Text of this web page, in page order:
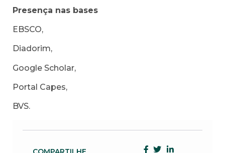
Presença nas bases
EBSCO,
Diadorim,
Google Scholar,
Portal Capes,
BVS.